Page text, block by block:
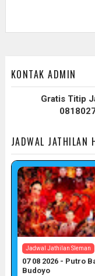
KONTAK ADMIN
Gratis Titip
JADWAL JATHILAN
Jadwal Jathilan Sleman
07 08 2026 - Putro
Budoyo